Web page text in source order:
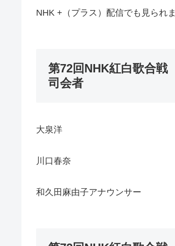
NHK +（プラス）配信でも見られ
第72回NHK紅白歌合戦
司会者
大泉洋
川口春奈
和久田麻由子アナウンサー